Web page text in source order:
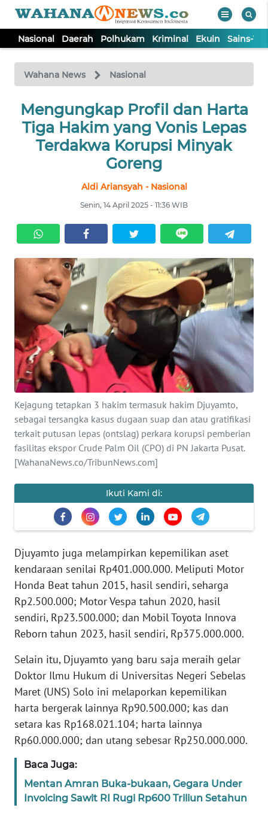
Nasional Daerah Polhukam Kriminal Ekuin Sains-
Wahana News Nasional
Mengungkap Profil dan Harta
Tiga Hakim yang Vonis Lepas
Terdakwa Korupsi Minyak
Goreng
Aldi Ariansyah - Nasional
Senin, 14 April 2025 - 11:36 WIB
Kejagung tetapkan 3 hakim termasuk hakim Djuyamto,
sebagai tersangka kasus dugaan suap dan atau gratifikasi
terkait putusan lepas (ontslag) perkara korupsi pemberian
fasilitas ekspor Crude Palm Oil (CPO) di PN Jakarta Pusat.
[WahanaNews.co/TribunNews.com]
Ikuti Kami di:
Djuyamto juga melampirkan kepemilikan aset
kendaraan senilai Rp401.000.000. Meliputi Motor
Honda Beat tahun 2015, hasil sendiri, seharga
Rp2.500.000; Motor Vespa tahun 2020, hasil
sendiri, Rp23.500.000; dan Mobil Toyota Innova
Reborn tahun 2023, hasil sendiri, Rp375.000.000.
Selain itu, Djuyamto yang baru saja meraih gelar
Doktor Ilmu Hukum di Universitas Negeri Sebelas
Maret (UNS) Solo ini melaporkan kepemilikan
harta bergerak lainnya Rp90.500.000; kas dan
setara kas Rp168.021.104; harta lainnya
Rp60.000.000; dan utang sebesar Rp250.000.000.
Baca Juga:
Mentan Amran Buka-bukaan, Gegara Under
Invoicing Sawit RI Rugi Rp600 Triliun Setahun
TV
Tutup
NASIONAL
DAERAH
EKUIN
SAINS-TEKNO
KESEHATAN
INTERNASIONAL
SERBA-SERBI
PENDIDIKAN
OLAHRAGA
EDITORIAL
INDEKS
BERITA
KONTAK
KAMI
INFO
TENTANG
KAMI
PEDOMAN
SIBER
REDAKSI